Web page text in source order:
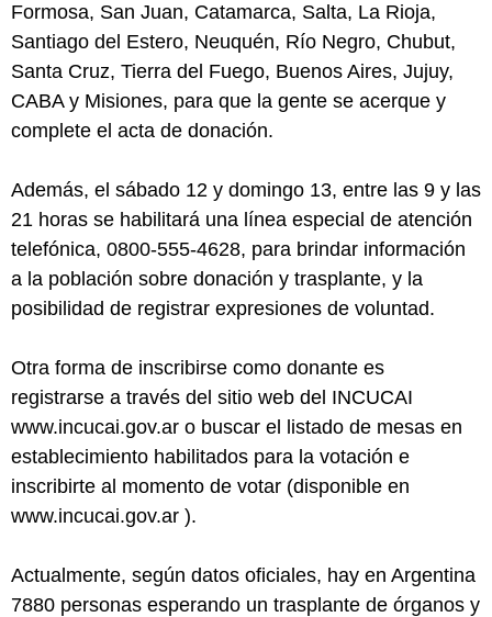
Formosa, San Juan, Catamarca, Salta, La Rioja,
Santiago del Estero, Neuquén, Río Negro, Chubut,
Santa Cruz, Tierra del Fuego, Buenos Aires, Jujuy,
CABA y Misiones, para que la gente se acerque y
complete el acta de donación.
Además, el sábado 12 y domingo 13, entre las 9 y las
21 horas se habilitará una línea especial de atención
telefónica, 0800-555-4628, para brindar información
a la población sobre donación y trasplante, y la
posibilidad de registrar expresiones de voluntad.
Otra forma de inscribirse como donante es
registrarse a través del sitio web del INCUCAI
www.incucai.gov.ar o buscar el listado de mesas en
establecimiento habilitados para la votación e
inscribirte al momento de votar (disponible en
www.incucai.gov.ar ).
Actualmente, según datos oficiales, hay en Argentina
7880 personas esperando un trasplante de órganos y